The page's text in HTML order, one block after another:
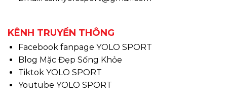
KÊNH TRUYỀN THÔNG
Facebook fanpage YOLO SPORT
Blog Mặc Đẹp Sống Khỏe
Tiktok YOLO SPORT
Youtube YOLO SPORT